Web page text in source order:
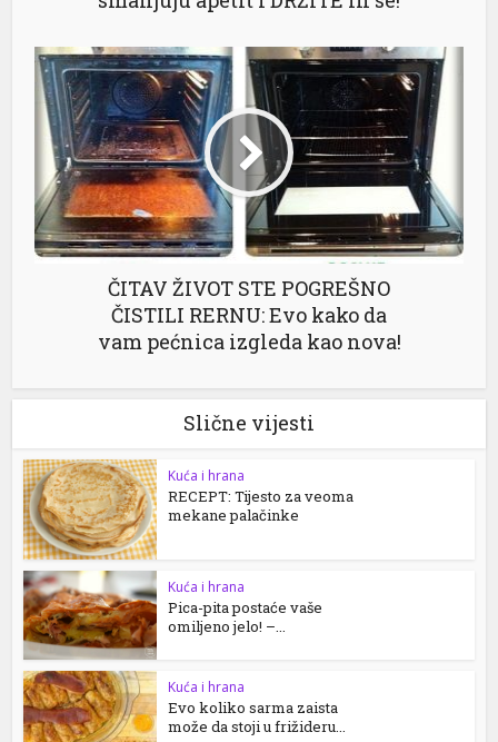
ČITAV ŽIVOT STE POGREŠNO
ČISTILI RERNU: Evo kako da
vam pećnica izgleda kao nova!
Slične vijesti
Kuća i hrana
RECEPT: Tijesto za veoma
mekane palačinke
Kuća i hrana
Pica-pita postaće vaše
omiljeno jelo! –...
Kuća i hrana
Evo koliko sarma zaista
može da stoji u frižideru...